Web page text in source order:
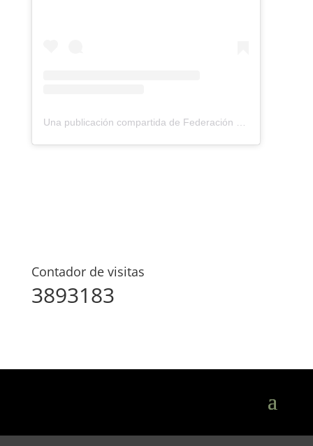
Una publicación compartida de Federación Montañismo Tenerife (@federacion_montanismo_tenerife)
Contador de visitas
3893183